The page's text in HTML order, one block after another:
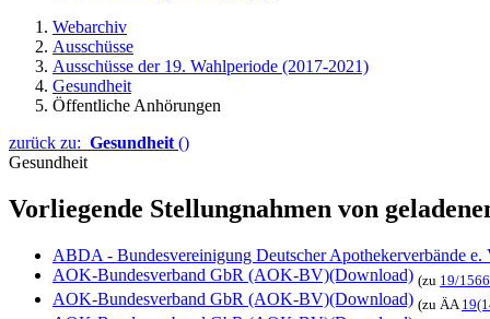
Webarchiv
Ausschüsse
Ausschüsse der 19. Wahlperiode (2017-2021)
Gesundheit
Öffentliche Anhörungen
zurück zu: Gesundheit ()
Gesundheit
Vorliegende Stellungnahmen von
ABDA - Bundesvereinigung Deutscher Apothekerverbände e.
AOK-Bundesverband GbR (AOK-BV)(Download) (zu 19/
AOK-Bundesverband GbR (AOK-BV)(Download) (zu ÄA